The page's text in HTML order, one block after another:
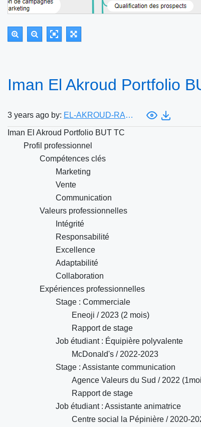
Iman El Akroud Portfolio
3 years ago by: EL-AKROUD-RAHIL Iman
Iman El Akroud Portfolio BUT TC
Profil professionnel
Compétences clés
Marketing
Vente
Communication
Valeurs professionnelles
Intégrité
Responsabilité
Excellence
Adaptabilité
Collaboration
Expériences professionnelles
Stage : Commerciale
Eneoji / 2023 (2 mois)
Rapport de stage
Job étudiant : Équipière polyvalente
McDonald's / 2022-2023
Stage : Assistante communication
Agence Valeurs du Sud / 2022
Rapport de stage
Job étudiant : Assistante animatrice
Centre social la Pépinière / 2020-